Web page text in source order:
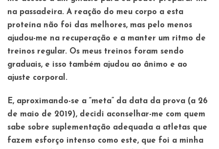
na passadeira. A reação do meu corpo a esta
proteína não foi das melhores, mas pelo menos
ajudou-me na recuperação e a manter um ritmo de
treinos regular. Os meus treinos foram sendo
graduais, e isso também ajudou ao ânimo e ao
ajuste corporal.
E, aproximando-se a “meta” da data da prova (a 26
de maio de 2019), decidi aconselhar-me com quem
sabe sobre suplementação adequada a atletas que
fazem esforço intenso como este, que foi a minha